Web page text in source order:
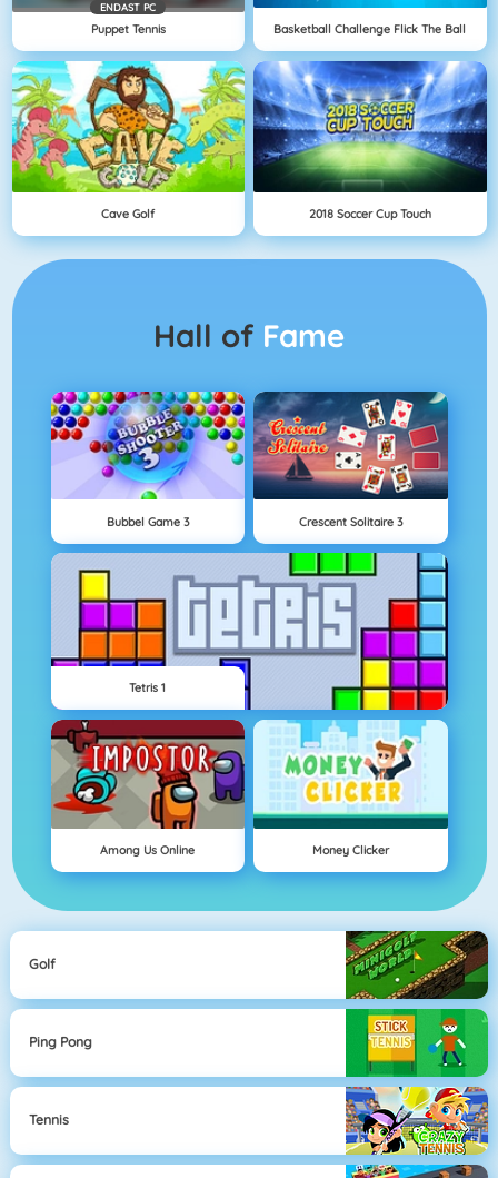
ENDAST PC
Puppet Tennis Basketball Challenge Flick The Ball
Cave Golf 2018 Soccer Cup Touch
Hall of Fame
Bubbel Game 3 Crescent Solitaire 3
Tetris 1
Among Us Online Money Clicker
Golf
Ping Pong
Tennis